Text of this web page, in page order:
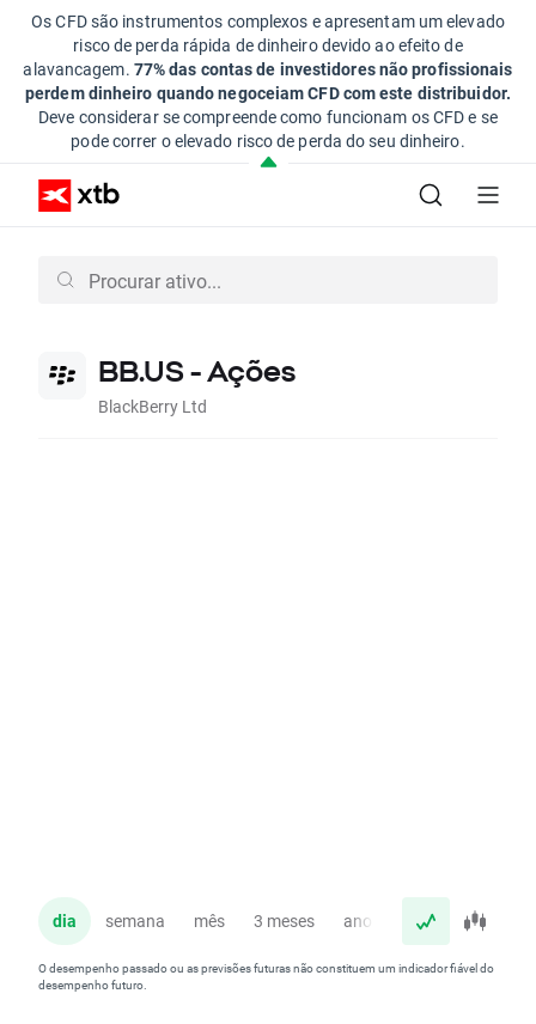
Os CFD são instrumentos complexos e apresentam um elevado
risco de perda rápida de dinheiro devido ao efeito de
alavancagem. 77% das contas de investidores não profissionais
perdem dinheiro quando negoceiam CFD com este distribuidor.
Deve considerar se compreende como funcionam os CFD e se
pode correr o elevado risco de perda do seu dinheiro.
BB.US - Ações
BlackBerry Ltd
dia semana mês 3 meses ano
O desempenho passado ou as previsões futuras não constituem um indicador fiável do
desempenho futuro.